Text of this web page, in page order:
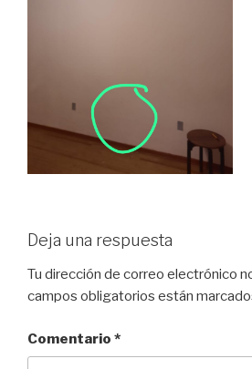
Deja una respuesta
Tu dirección de correo electrónico
campos obligatorios están
Comentario *